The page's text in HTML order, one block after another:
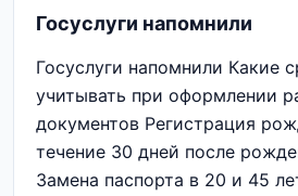
Госуслуги напомнили
Госуслуги напомнили Какие
учитывать при оформлении
документов Регистрация
течение 30 дней после
Замена паспорта в 20 и 45